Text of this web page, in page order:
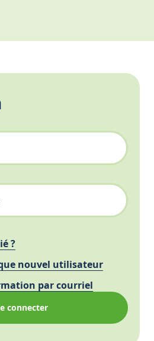
?
nouvel utilisateur
par courriel
connecter